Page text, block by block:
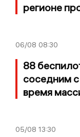
регионе
06/08 08:30
88
соседним
время
05/08 13:30